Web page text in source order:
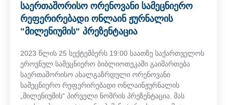
საერთაშორისო ორენოვანი სამეცნიერო
რეფერირებადი ონლაინ ჟურნალის
"მილენიუმის" პრეზენტაცია
2023 წლის 25 სექტემბერს 19:00 საათზე საქართველოს
ეროვნულ სამეცნიერო ბიბლიოთეკაში გაიმართება
საერთაშორისო ახალგაზრდული ორენოვანი
სამეცნიერო რეფერირებადი ონლაინჟურნალის
„მილენიუმის“ პირველი ნომრის პრეზენტაცია. მას